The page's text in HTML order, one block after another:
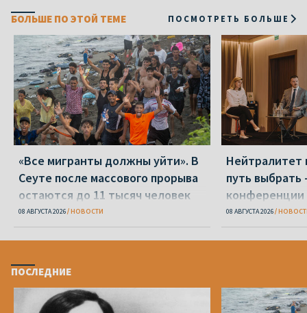
БОЛЬШЕ ПО ЭТОЙ ТЕМЕ ПОСМОТРЕТЬ БОЛЬШЕ
«Все мигранты должны уйти». В
Сеуте после массового прорыва
остаются до 11 тысяч человек
08 АВГУСТА 2026 НОВОСТИ
Нейтралитет
путь выбрать
конференции
08 АВГУСТА 2026
ПОСЛЕДНИЕ